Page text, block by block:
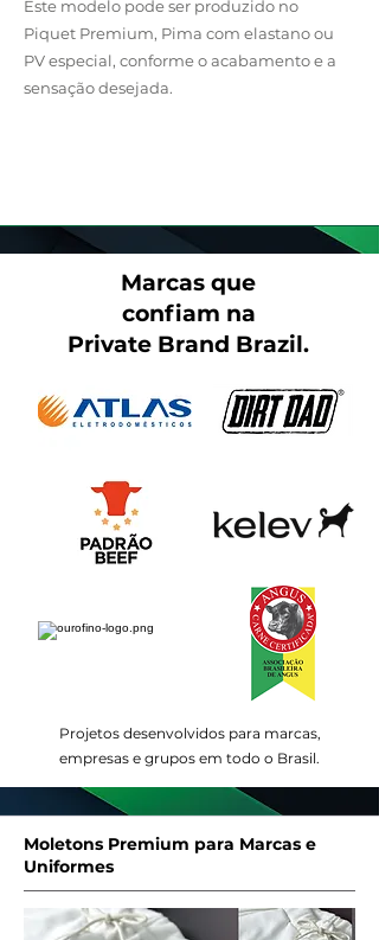
Este modelo pode ser produzido no
Piquet Premium, Pima com elastano ou
PV especial, conforme o acabamento e a
sensação desejada.
Marcas que
confiam na
Private Brand Brazil.
Projetos desenvolvidos para marcas,
empresas e grupos em todo o Brasil.
Moletons Premium para Marcas e
Uniformes